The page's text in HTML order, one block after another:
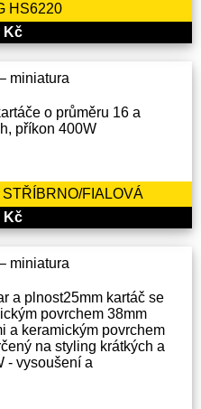
HS6220
Kč
o průměru 16 a
příkon 400W
FIALOVÁ
Kč
a plnost25mm kartáč se
povrchem 38mm
a keramickým povrchem
na styling krátkých a
- vysoušení a